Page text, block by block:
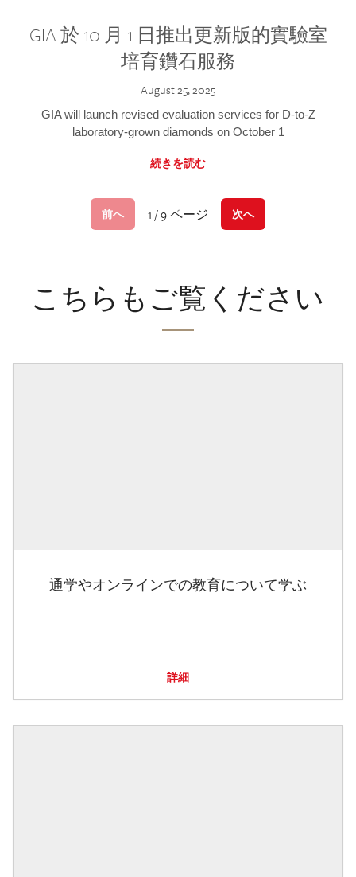
GIA 於 10 月 1 日推出更新版的實驗室
培育鑽石服務
August 25, 2025
GIA will launch revised evaluation services for D-to-Z
laboratory-grown diamonds on October 1
続きを読む
前へ 1 / 9 ページ 次へ
こちらもご覧ください
通学やオンラインでの教育について学ぶ
詳細